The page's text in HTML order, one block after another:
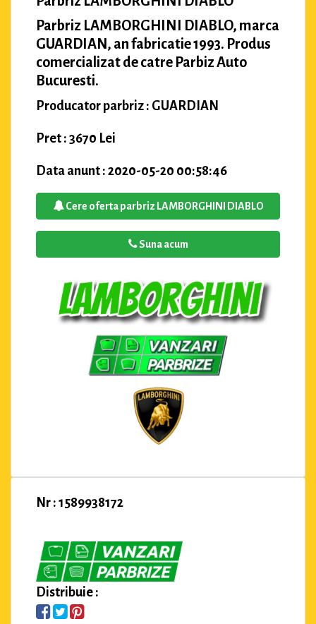
Parbriz LAMBORGHINI DIABLO, marca
GUARDIAN, an fabricatie 1993. Produs
comercializat de catre Parbiz Auto
Bucuresti.
Producator parbriz : GUARDIAN
Pret : 3670 Lei
Data anunt : 2020-05-20 00:58:46
Cere oferta parbriz LAMBORGHINI DIABLO
Suna acum
Nr : 1589938172
Distribuie :